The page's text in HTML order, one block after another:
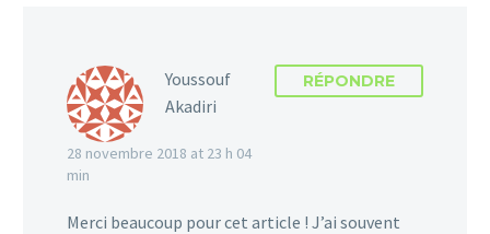
Youssouf
Akadiri
28 novembre 2018 at 23 h 04
min
RÉPONDRE
Merci beaucoup pour cet article ! J’ai souvent